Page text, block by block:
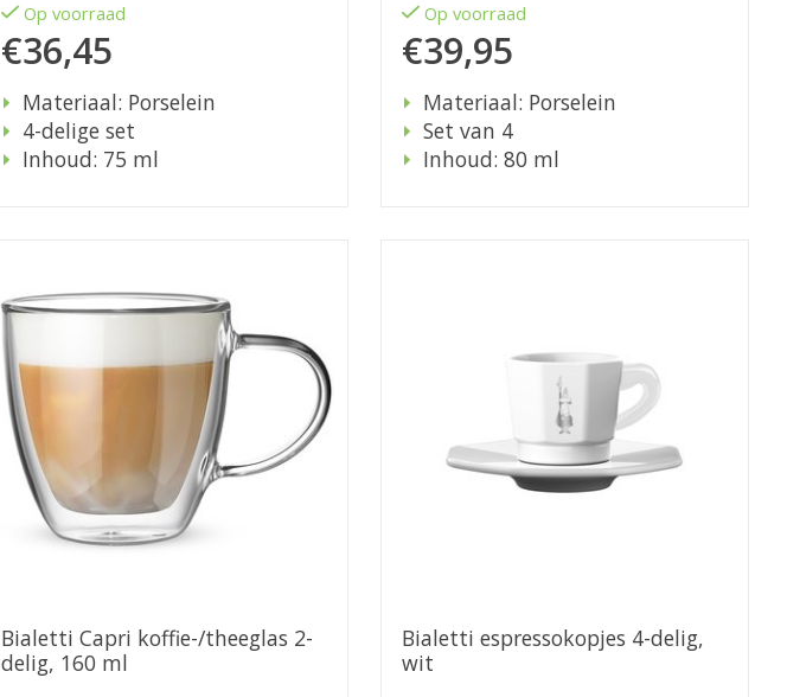
Op voorraad
€36,45
Materiaal: Porselein
4-delige set
Inhoud: 75 ml
Op voorraad
€39,95
Materiaal: Porselein
Set van 4
Inhoud: 80 ml
Bialetti Capri koffie-/theeglas 2-
delig, 160 ml
Bialetti espressokopjes 4-delig,
wit